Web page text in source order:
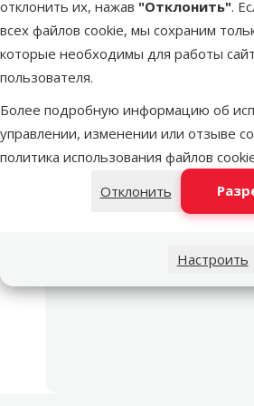
отклонить их, нажав "Отклонить".
всех файлов cookie, мы сохраним
которые необходимы для работы
пользователя.
Более подробную информацию об
управлении, изменении или отзыве
политика использования файлов
Отклонить
Настроить
Материал
Цвет
Длина
Цена
Другой